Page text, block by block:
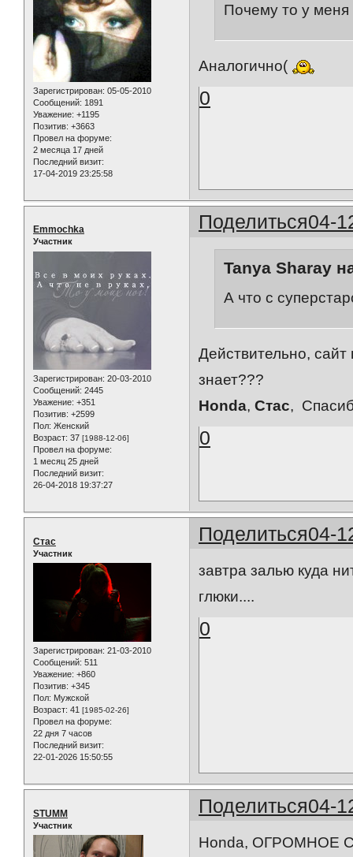
Зарегистрирован: 05-05-2010
Сообщений: 1891
Уважение: +1195
Позитив: +3663
Провел на форуме:
2 месяца 17 дней
Последний визит:
17-04-2019 23:25:58
Почему то у
Аналогично(
0
Поделиться04-
Emmochka
Участник
Зарегистрирован: 20-03-2010
Сообщений: 2445
Уважение: +351
Позитив: +2599
Пол: Женский
Возраст: 37 [1988-12-06]
Провел на форуме:
1 месяц 25 дней
Последний визит:
26-04-2018 19:37:27
Tanya Sharay
А что с
Действительно, сайт
знает???
Honda,Стас,
0
Поделиться04-
Стас
Участник
Зарегистрирован: 21-03-2010
Сообщений: 511
Уважение: +860
Позитив: +345
Пол: Мужской
Возраст: 41 [1985-02-26]
Провел на форуме:
22 дня 7 часов
Последний визит:
22-01-2026 15:50:55
завтра залью куда
глюки....
0
Поделиться04-
STUMM
Участник
Honda, ОГРОМНОЕ